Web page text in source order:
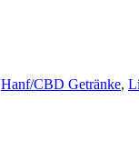
Hanf/CBD Getränke,